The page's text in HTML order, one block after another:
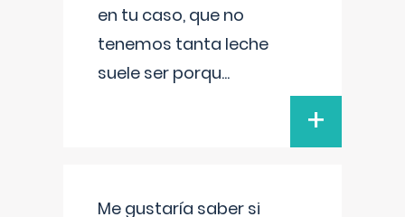
en tu caso, que no
tenemos tanta leche
suele ser porqu...
+
Me gustaría saber si